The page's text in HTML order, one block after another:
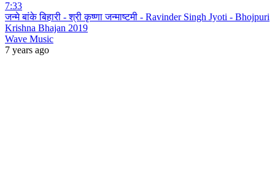
7:33
जन्मे बांके बिहारी - श्री कृष्णा जन्माष्टमी - Ravinder Singh Jyoti - Bhojpuri
Krishna Bhajan 2019
Wave Music
7 years ago